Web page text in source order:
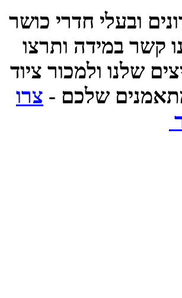
ובעלי חדרי כושר
קשר במידה ותרצו
שלנו ולמכור ציוד
שלכם - צרו